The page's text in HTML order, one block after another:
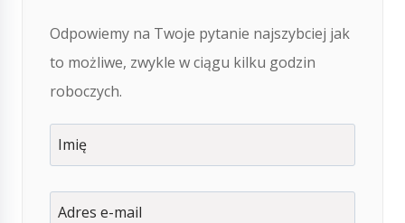
Odpowiemy na Twoje pytanie najszybciej jak
to możliwe, zwykle w ciągu kilku godzin
roboczych.